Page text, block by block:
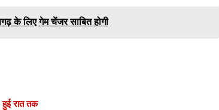
के लिए गेम चेंजर साबित होगी
रात तक